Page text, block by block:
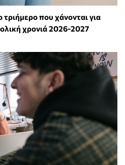
τριήμερο που χάνονται για
χρονιά 2026-2027